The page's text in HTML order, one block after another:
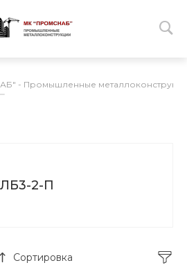
- Промышленные
2-П
Сортировка